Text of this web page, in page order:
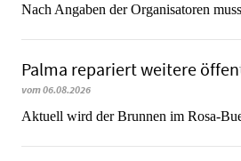
Nach Angaben der Organisatoren
Palma repariert weitere
vom 06.08.2026
Aktuell wird der Brunnen im Rosa-